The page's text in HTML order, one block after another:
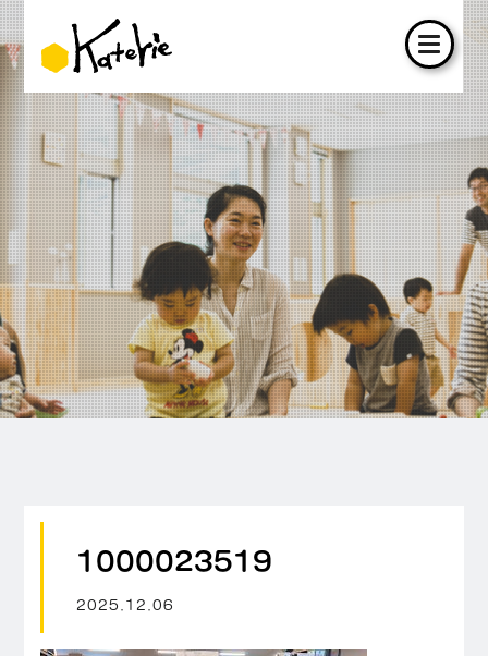
1000023519
2025.12.06